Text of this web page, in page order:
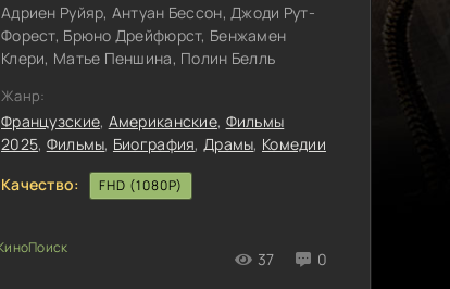
37 0
Адриен Руйяр, Антуан Бессон, Джоди Рут-
Форест, Брюно Дрейфюрст, Бенжамен
Клери, Матье Пеншина, Полин Белль
Жанр:
Французские, Американские, Фильмы
2025, Фильмы, Биография,Драмы, Комедии
Качество:
FHD (1080P)